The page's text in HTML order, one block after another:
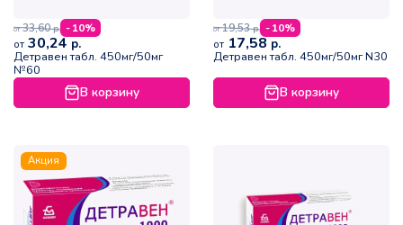
от 33,60р. - 10%
от 30,24 р.
Детравен табл. 450мг/50мг
№60
В корзину
от 19,53р. - 10%
от 17,58 р.
Детравен табл. 450мг/50мг N30
В корзину
Акция